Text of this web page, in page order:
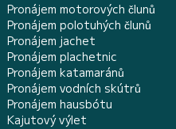
Pronájem motorových člunů
Pronájem polotuhých člunů
Pronájem jachet
Pronájem plachetnic
Pronájem katamaránů
Pronájem vodních skútrů
Pronájem hausbótu
Kajutový výlet